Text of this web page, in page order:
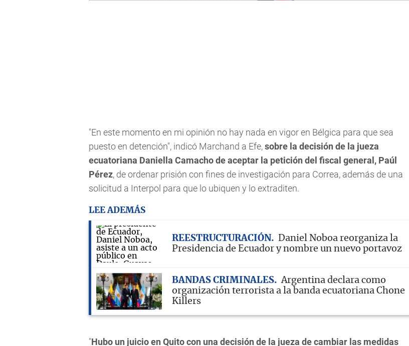
"En este momento en mi opinión no hay nada en vigor en Bélgica para que sea
puesto en detención", indicó Marchand a Efe,sobre la decisión de la jueza
ecuatoriana Daniella Camacho de aceptar la petición del fiscal general, Paúl
Pérez, de ordenar prisión con fines de investigación para Correa, además de una
solicitud a Interpol para que lo ubiquen y lo extraditen.
LEE ADEMÁS
REESTRUCTURACIÓN
Daniel Noboa reorganiza la
Presidencia de Ecuador y nombre un nuevo portavoz
BANDAS CRIMINALES
Argentina declara como
organización terrorista a la banda ecuatoriana Chone
Killers
"Hubo un juicio en Quito con una decisión de la jueza de cambiar las medidas